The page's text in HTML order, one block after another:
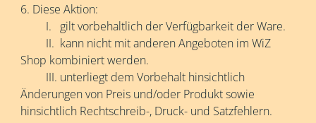
6. Diese Aktion:​
I. gilt vorbehaltlich der Verfügbarkeit der Ware.​
II. kann nicht mit anderen Angeboten im WiZ
Shop kombiniert werden.​
III. unterliegt dem Vorbehalt hinsichtlich
Änderungen von Preis und/oder Produkt sowie
hinsichtlich Rechtschreib-, Druck- und Satzfehlern.​